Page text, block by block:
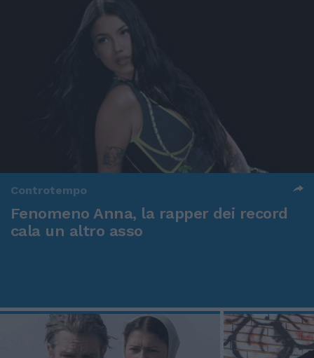
Controtempo
Fenomeno Anna, la rapper dei record
cala un altro asso